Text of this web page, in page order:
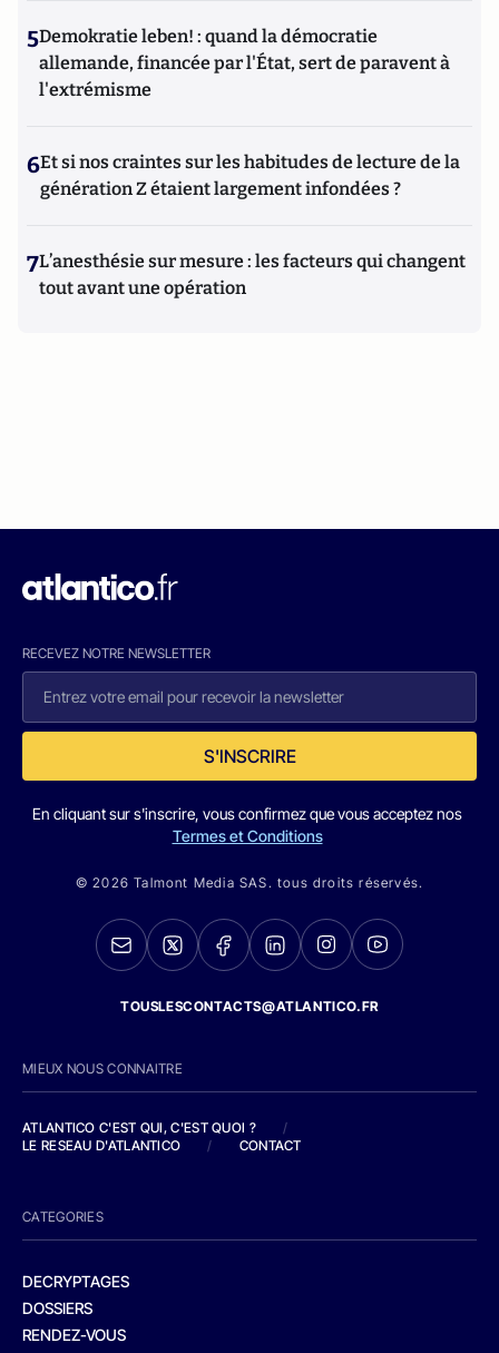
5Demokratie leben! : quand la démocratie
allemande, financée par l'État, sert de paravent à
l'extrémisme
6Et si nos craintes sur les habitudes de lecture de la
génération Z étaient largement infondées ?
7L’anesthésie sur mesure : les facteurs qui changent
tout avant une opération
RECEVEZ NOTRE NEWSLETTER
S'INSCRIRE
En cliquant sur s'inscrire, vous confirmez que vous acceptez nos
Termes et Conditions
© 2026 Talmont Media SAS. tous droits réservés.
TOUSLESCONTACTS@ATLANTICO.FR
MIEUX NOUS CONNAITRE
ATLANTICO C'EST QUI, C'EST QUOI ?
/
LE RESEAU D'ATLANTICO
/ CONTACT
CATEGORIES
DECRYPTAGES
DOSSIERS
RENDEZ-VOUS